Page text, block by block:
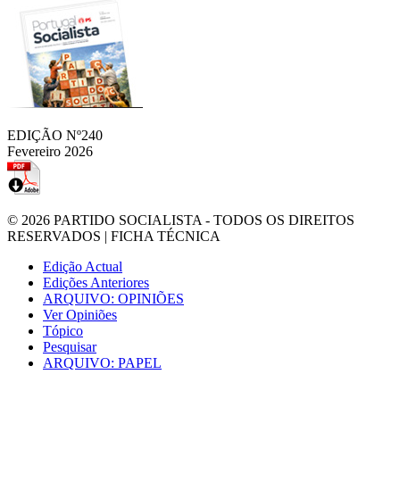
EDIÇÃO Nº240
Fevereiro 2026
© 2026 PARTIDO SOCIALISTA - TODOS OS DIREITOS
RESERVADOS | FICHA TÉCNICA
Edição Actual
Edições Anteriores
ARQUIVO: OPINIÕES
Ver Opiniões
Tópico
Pesquisar
ARQUIVO: PAPEL